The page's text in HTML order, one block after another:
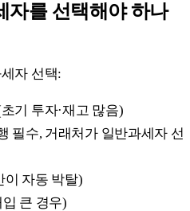
자를 선택해야 하나
자 선택:
기 투자·재고 많음)
필수, 거래처가 일반과세자 선
자동 박탈)
큰 경우)